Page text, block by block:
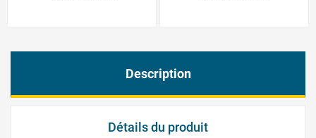
Description
Détails du produit